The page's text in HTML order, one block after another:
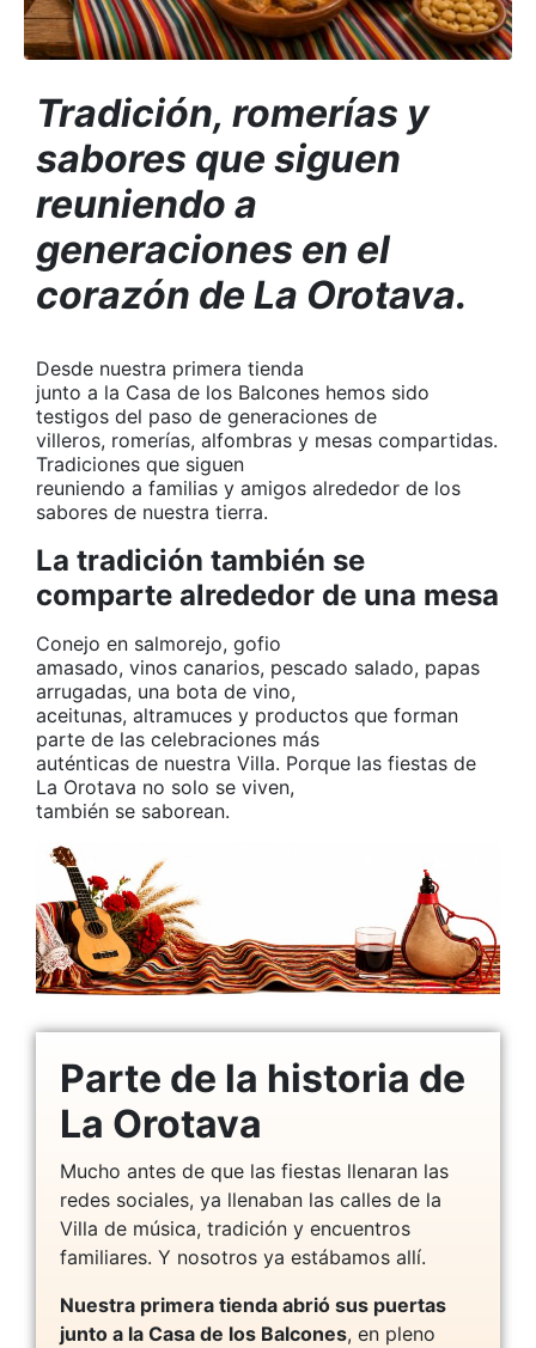
Tradición, romerías y
sabores que siguen
reuniendo a
generaciones en el
corazón de La Orotava.
Desde nuestra primera tienda
junto a la Casa de los Balcones hemos sido
testigos del paso de generaciones de
villeros, romerías, alfombras y mesas compartidas.
Tradiciones que siguen
reuniendo a familias y amigos alrededor de los
sabores de nuestra tierra.
La tradición también se
comparte alrededor de una mesa
Conejo en salmorejo, gofio
amasado, vinos canarios, pescado salado, papas
arrugadas, una bota de vino,
aceitunas, altramuces y productos que forman
parte de las celebraciones más
auténticas de nuestra Villa. Porque las fiestas de
La Orotava no solo se viven,
también se saborean.
Parte de la historia de
La Orotava
Mucho antes de que las fiestas llenaran las
redes sociales, ya llenaban las calles de la
Villa de música, tradición y encuentros
familiares. Y nosotros ya estábamos allí.
Nuestra primera tienda abrió sus puertas
junto a la Casa de los Balcones, en pleno